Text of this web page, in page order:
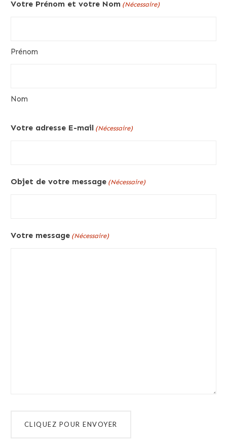
Votre Prénom et votre Nom (Nécessaire)
Prénom
Nom
Votre adresse E-mail (Nécessaire)
Objet de votre message (Nécessaire)
Votre message (Nécessaire)